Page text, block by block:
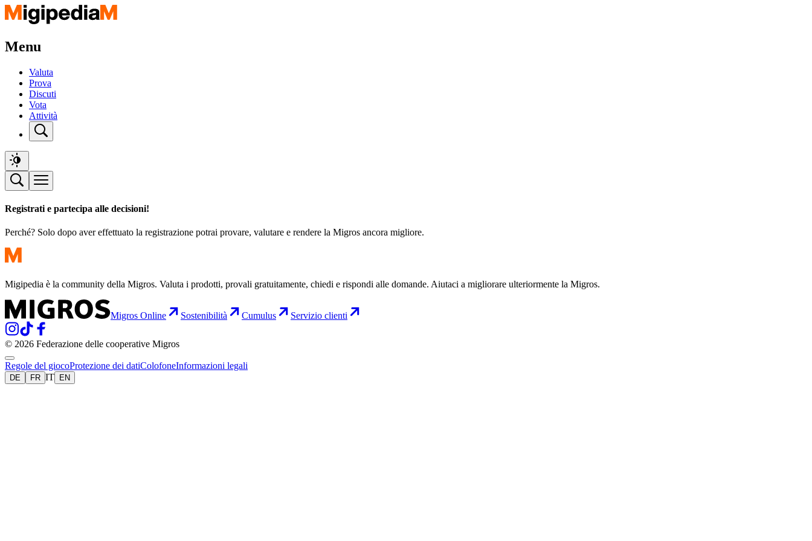
Menu
Valuta
Prova
Discuti
Vota
Attività
Registrati e partecipa alle decisioni!
Perché? Solo dopo aver effettuato la registrazione potrai provare, valutare e rendere la Migros ancora migliore.
Migipedia è la community della Migros. Valuta i prodotti, provali gratuitamente, chiedi e rispondi alle domande. Aiutaci a migliorare ulteriormente la Migros.
Migros Online Sostenibilità Cumulus Servizio clienti
© 2026 Federazione delle cooperative Migros
Regole del giocoProtezione dei datiColofoneInformazioni legali
DE FR IT EN